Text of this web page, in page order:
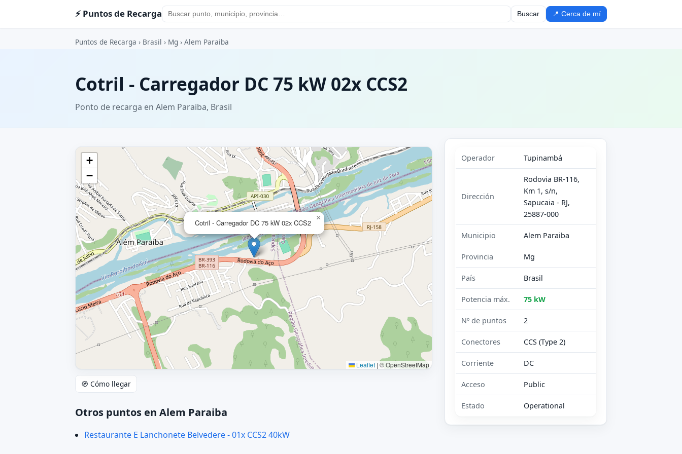
⚡ Puntos de Recarga Buscar 📍 Cerca de mí
Puntos de Recarga › Brasil › Mg › Alem Paraiba
Cotril - Carregador DC 75 kW 02x CCS2
Ponto de recarga en Alem Paraiba, Brasil
Cotril - Carregador DC 75 kW 02x CCS2
×
+
−
Leaflet | © OpenStreetMap
🧭 Cómo llegar
Otros puntos en Alem Paraiba
Restaurante E Lanchonete Belvedere - 01x CCS2 40kW
Operador Tupinambá
Dirección
Rodovia BR-116,
Km 1, s/n,
Sapucaia - RJ,
25887-000
Municipio Alem Paraiba
Provincia Mg
País Brasil
Potencia máx. 75 kW
Nº de puntos 2
Conectores CCS (Type 2)
Corriente DC
Acceso Public
Estado Operational